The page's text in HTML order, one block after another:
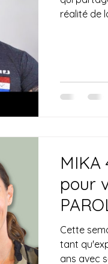
réalité de
pour
Cette
tant qu'expatrié à Phuket. Il vit
ans avec